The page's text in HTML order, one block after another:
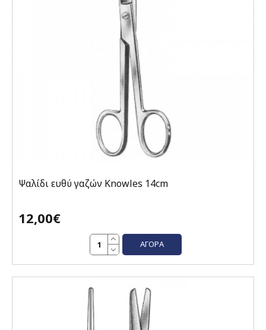
Ψαλίδι ευθύ γαζών Knowles 14cm
12,00€
ΑΓΟΡΆ